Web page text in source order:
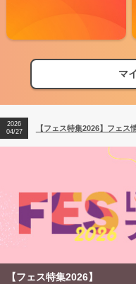
マ
【フェス特集2026】フェス
【ライブ動員ランキング】
2026
04/27
【フェス特集2026】フェス
2026
【ライブ動員ランキング】
【フェス特集2026】